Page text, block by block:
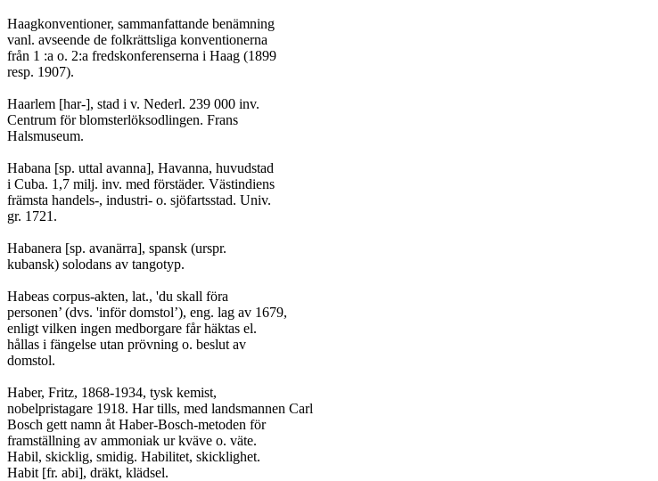
Haagkonventioner, sammanfattande benämning
vanl. avseende de folkrättsliga konventionerna
från 1 :a o. 2:a fredskonferenserna i Haag (1899
resp. 1907).
Haarlem [har-], stad i v. Nederl. 239 000 inv.
Centrum för blomsterlöksodlingen. Frans
Halsmuseum.
Habana [sp. uttal avanna], Havanna, huvudstad
i Cuba. 1,7 milj. inv. med förstäder. Västindiens
främsta handels-, industri- o. sjöfartsstad. Univ.
gr. 1721.
Habanera [sp. avanärra], spansk (urspr.
kubansk) solodans av tangotyp.
Habeas corpus-akten, lat., 'du skall föra
personen’ (dvs. 'inför domstol’), eng. lag av 1679,
enligt vilken ingen medborgare får häktas el.
hållas i fängelse utan prövning o. beslut av
domstol.
Haber, Fritz, 1868-1934, tysk kemist,
nobelpristagare 1918. Har tills, med landsmannen Carl
Bosch gett namn åt Haber-Bosch-metoden för
framställning av ammoniak ur kväve o. väte.
Habil, skicklig, smidig. Habilitet, skicklighet.
Habit [fr. abi], dräkt, klädsel.